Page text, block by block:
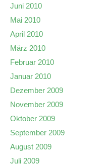
Juni 2010
Mai 2010
April 2010
März 2010
Februar 2010
Januar 2010
Dezember 2009
November 2009
Oktober 2009
September 2009
August 2009
Juli 2009